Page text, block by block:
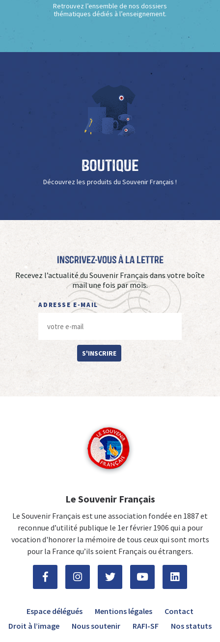
Retrouvez l’ensemble de nos dossiers
thématiques dédiés à l’enseignement.
Boutique
Découvrez les produits du Souvenir Français !
Inscrivez-vous à La Lettre
Recevez l’actualité du Souvenir Français dans votre boîte
mail une fois par mois.
ADRESSE E-MAIL
S'INSCRIRE
Le Souvenir Français
Le Souvenir Français est une association fondée en 1887 et
reconnue d’utilité publique le 1er février 1906 qui a pour
vocation d'honorer la mémoire de tous ceux qui sont morts
pour la France qu’ils soient Français ou étrangers.
Espace délégués Mentions légales
Contact
Droit à l’image
Nous soutenir RAFI-SF Nos statuts